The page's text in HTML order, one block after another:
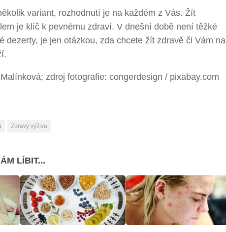
variant, rozhodnutí je na každém z Vás. Žít
je klíč k pevnému zdraví. V dnešní době není těžké
dezerty, je jen otázkou, zda chcete žít zdravě či Vám na
zdroj fotografie: congerdesign / pixabay.com
Zdravý výživa
LÍBIT...